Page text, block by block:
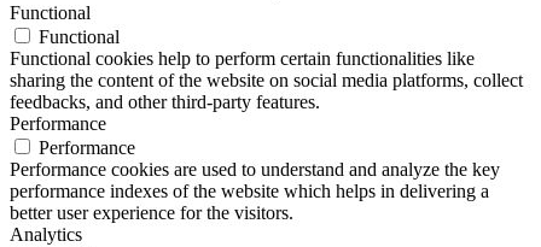
Functional
Functional
Functional cookies help to perform certain functionalities like
sharing the content of the website on social media platforms, collect
feedbacks, and other third-party features.
Performance
Performance
Performance cookies are used to understand and analyze the key
performance indexes of the website which helps in delivering a
better user experience for the visitors.
Analytics